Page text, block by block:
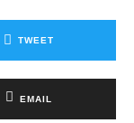
TWEET
EMAIL